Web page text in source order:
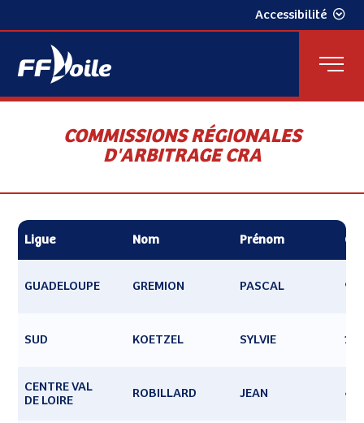
Accessibilité
COMMISSIONS RÉGIONALES
D'ARBITRAGE CRA
Ligue Nom Prénom
GUADELOUPE GREMION PASCAL
SUD KOETZEL SYLVIE
CENTRE VAL
DE LOIRE
ROBILLARD JEAN